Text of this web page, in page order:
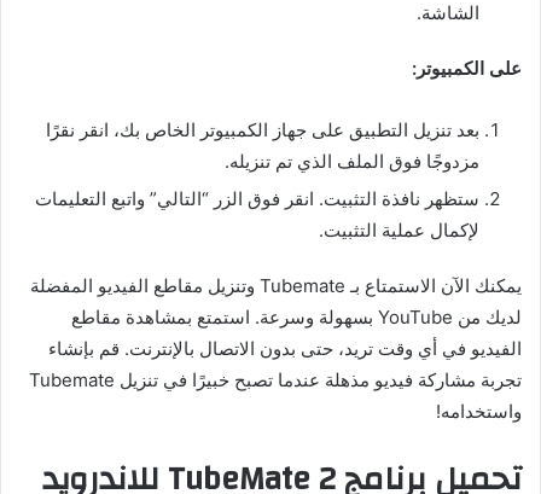
الشاشة.
على الكمبيوتر:
بعد تنزيل التطبيق على جهاز الكمبيوتر الخاص بك، انقر نقرًا
مزدوجًا فوق الملف الذي تم تنزيله.
ستظهر نافذة التثبيت. انقر فوق الزر “التالي” واتبع التعليمات
لإكمال عملية التثبيت.
يمكنك الآن الاستمتاع بـ Tubemate وتنزيل مقاطع الفيديو المفضلة
لديك من YouTube بسهولة وسرعة. استمتع بمشاهدة مقاطع
الفيديو في أي وقت تريد، حتى بدون الاتصال بالإنترنت. قم بإنشاء
تجربة مشاركة فيديو مذهلة عندما تصبح خبيرًا في تنزيل Tubemate
واستخدامه!
تحميل برنامج TubeMate 2 للاندرويد